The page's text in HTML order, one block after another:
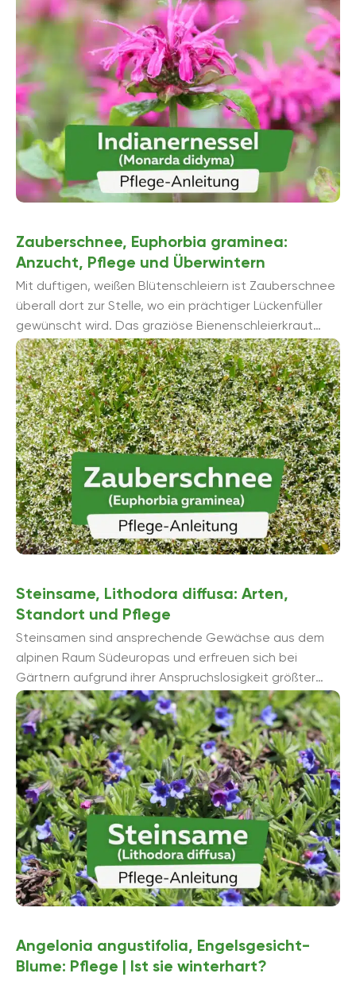
Zauberschnee, Euphorbia graminea:
Anzucht, Pflege und Überwintern
Mit duftigen, weißen Blütenschleiern ist Zauberschnee
überall dort zur Stelle, wo ein prächtiger Lückenfüller
gewünscht wird. Das graziöse Bienenschleierkraut
macht ebenso als opulenter ...
Steinsame, Lithodora diffusa: Arten,
Standort und Pflege
Steinsamen sind ansprechende Gewächse aus dem
alpinen Raum Südeuropas und erfreuen sich bei
Gärtnern aufgrund ihrer Anspruchslosigkeit größter
Beliebtheit. Die Blüten in verschiedenen Farben
sorgen ...
Angelonia angustifolia, Engelsgesicht-
Blume: Pflege | Ist sie winterhart?